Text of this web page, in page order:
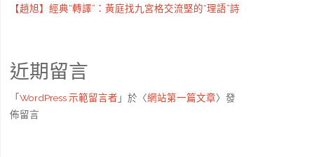
【趙旭】經典“轉譯”：黃庭找九宮格交流堅的“理語”詩
近期留言
「WordPress 示範留言者 」於〈網站第一篇文章〉發
佈留言